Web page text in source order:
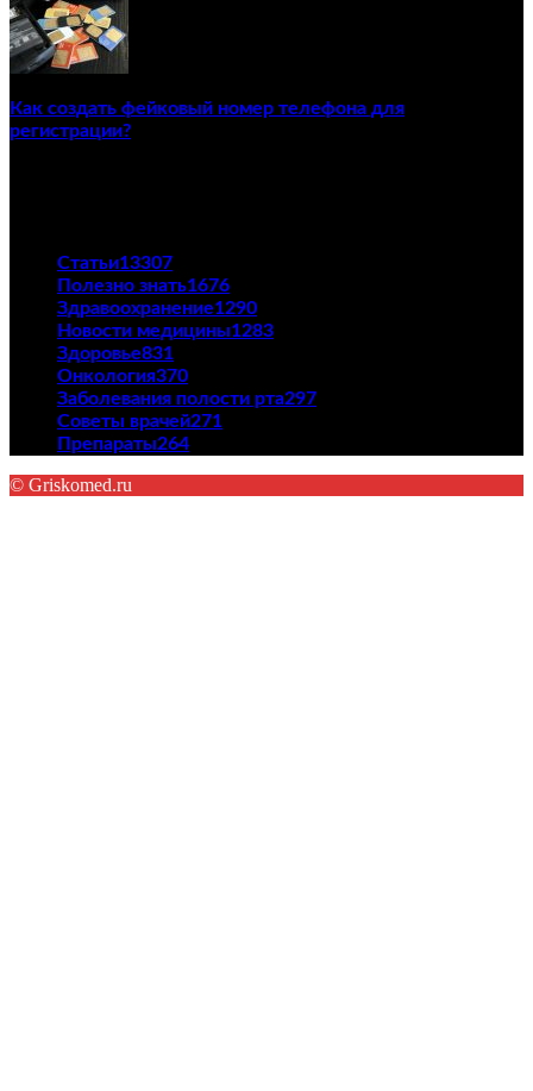
Как создать фейковый номер телефона для
регистрации?
Статьи13307
Полезно знать1676
Здравоохранение1290
Новости медицины1283
Здоровье831
Онкология370
Заболевания полости рта297
Советы врачей271
Препараты264
© Griskomed.ru